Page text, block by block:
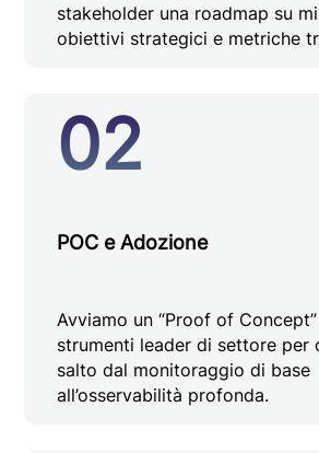
stakeholder una roadmap su
obiettivi strategici e metriche
02
POC e Adozione
Avviamo un “Proof of
strumenti leader di settore per
salto dal monitoraggio di base
all’osservabilità profonda.